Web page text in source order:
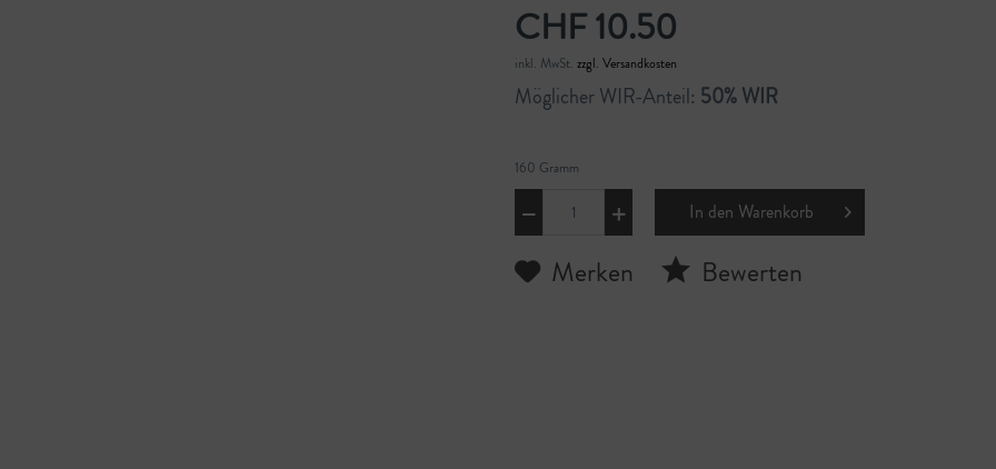
CHF 10.50
inkl. MwSt.zzgl. Versandkosten
Möglicher WIR-Anteil: 50% WIR
160 Gramm
In den Warenkorb
Merken Bewerten